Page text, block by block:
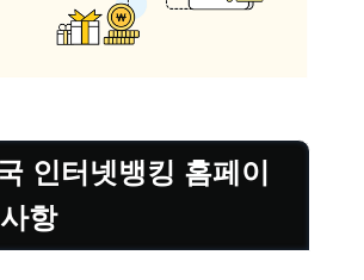
인터넷뱅킹 홈페이
항